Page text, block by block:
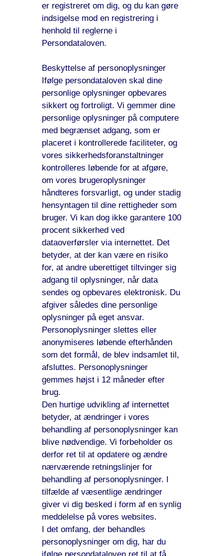
er registreret om dig, og du kan gøre
indsigelse mod en registrering i
henhold til reglerne i
Persondataloven.
Beskyttelse af personoplysninger
Ifølge persondataloven skal dine
personlige oplysninger opbevares
sikkert og fortroligt. Vi gemmer dine
personlige oplysninger på computere
med begrænset adgang, som er
placeret i kontrollerede faciliteter, og
vores sikkerhedsforanstaltninger
kontrolleres løbende for at afgøre,
om vores brugeroplysninger
håndteres forsvarligt, og under stadig
hensyntagen til dine rettigheder som
bruger. Vi kan dog ikke garantere 100
procent sikkerhed ved
dataoverførsler via internettet. Det
betyder, at der kan være en risiko
for, at andre uberettiget tiltvinger sig
adgang til oplysninger, når data
sendes og opbevares elektronisk. Du
afgiver således dine personlige
oplysninger på eget ansvar.
Personoplysninger slettes eller
anonymiseres løbende efterhånden
som det formål, de blev indsamlet til,
afsluttes. Personoplysninger
gemmes højst i 12 måneder efter
brug.
Den hurtige udvikling af internettet
betyder, at ændringer i vores
behandling af personoplysninger kan
blive nødvendige. Vi forbeholder os
derfor ret til at opdatere og ændre
nærværende retningslinjer for
behandling af personoplysninger. I
tilfælde af væsentlige ændringer
giver vi dig besked i form af en synlig
meddelelse på vores websites.
I det omfang, der behandles
personoplysninger om dig, har du